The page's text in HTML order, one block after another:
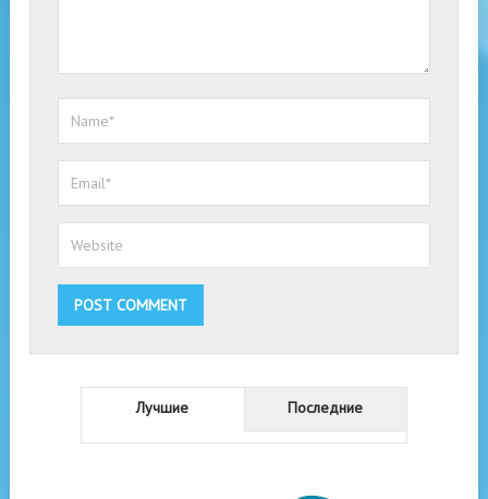
Лучшие Последние